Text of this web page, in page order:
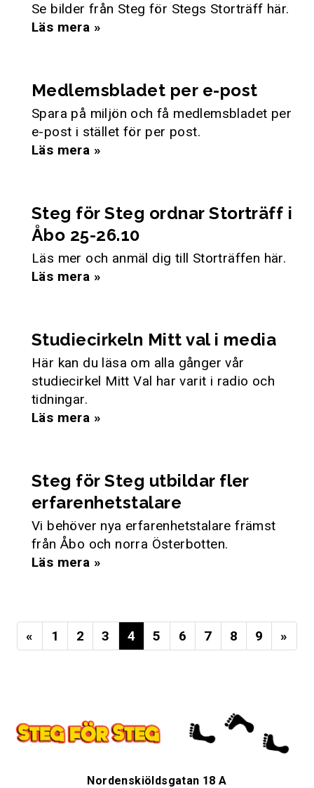
Se bilder från Steg för Stegs Storträff här.
Läs mera »
Medlemsbladet per e-post
Spara på miljön och få medlemsbladet per
e-post i stället för per post.
Läs mera »
Steg för Steg ordnar Storträff i
Åbo 25-26.10
Läs mer och anmäl dig till Storträffen här.
Läs mera »
Studiecirkeln Mitt val i media
Här kan du läsa om alla gånger vår
studiecirkel Mitt Val har varit i radio och
tidningar.
Läs mera »
Steg för Steg utbildar fler
erfarenhetstalare
Vi behöver nya erfarenhetstalare främst
från Åbo och norra Österbotten.
Läs mera »
« 1 2 3 4 5 6 7 8 9 »
Nordenskiöldsgatan 18 A